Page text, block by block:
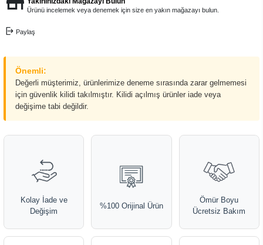
Ürünü incelemek veya denemek için size en yakın mağazayı bulun.
Paylaş
Önemli:
Değerli müşterimiz, ürünlerimize deneme sırasında zarar gelmemesi
için güvenlik kilidi takılmıştır. Kilidi açılmış ürünler iade veya
değişime tabi değildir.
Kolay İade ve
Değişim
%100 Orijinal Ürün
Ömür Boyu
Ücretsiz Bakım